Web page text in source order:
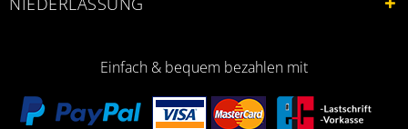
Einfach & bequem bezahlen mit